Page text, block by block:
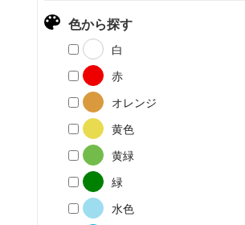
色から探す
白
赤
オレンジ
黄色
黄緑
緑
水色